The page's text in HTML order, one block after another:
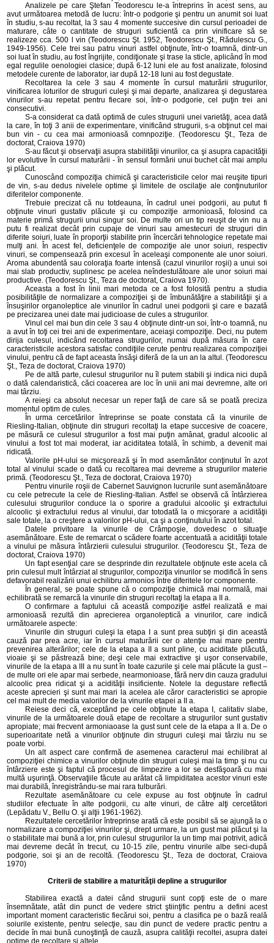
Analizele pe care Ştefan Teodorescu le-a întreprins în acest sens, au
avut următoarea metodă de lucru: într-o podgorie şi pentru un anumit soi luat
în studiu, s-au recoltat, la 3 sau 4 momente succesive din cursul perioadei de
maturare, câte o cantitate de struguri suficientă ca prin vinificare să se
realizeze cca. 500 l vin (Teodorescu Şt. 1952, Teodorescu Şt., Rădulescu G.,
1949-1956). Cele trei sau patru vinuri astfel obţinute, într-o toamnă, dintr-un
soi luat în studiu, au fost îngrijite, condiţionate şi trase la sticle, aplicând în mod
egal regulile oenologiei clasice; după 6-12 luni ele au fost analizate, folosind
metodele curente de laborator, iar după 12-18 luni au fost degustate.
Recoltarea la cele 3 sau 4 momente în cursul maturării strugurilor,
vinificarea loturilor de struguri culeşi şi mai departe, analizarea şi degustarea
vinurilor s-au repetat pentru fiecare soi, într-o podgorie, cel puţin trei ani
consecutivi.
S-a considerat ca dată optimă de cules strugurii unei varietăţi, acea dată
la care, în toţi 3 anii de experimentare, vinificând strugurii, s-a obţinut cel mai
bun vin - cu cea mai armonioasă comnpoziţie. (Teodorescu Şt., Teza de
doctorat, Craiova 1970)
S-au făcut şi observaţii asupra stabilităţii vinurilor, ca şi asupra capacităţii
lor evolutive în cursul maturării - în sensul formării unui buchet cât mai amplu
şi plăcut.
Cunoscând compoziţia chimică şi caracteristicile celor mai reuşite tipuri
de vin, s-au dedus nivelele optime şi limitele de oscilaţie ale conţinuturilor
diferitelor componente.
Trebuie precizat că nu totdeauna, în cadrul unei podgorii, au putut fi
obţinute vinuri gustativ plăcute şi cu compoziţie armonioasă, folosind ca
materie primă strugurii unui singur soi. De multe ori un tip reuşit de vin nu a
putu fi realizat decât prin cupaje de vinuri sau amestecuri de struguri din
diferite soiuri, luate în proporţii stabilite prin încercări tehnologice repetate mai
mulţi ani. În acest fel, deficienţele de compoziţie ale unor soiuri, respectiv
vinuri, se compensează prin excesul în aceleaşi componente ale unor soiuri.
Aroma abundentă sau coloraţia foarte intensă (cazul vinurilor roşii) a unui soi
mai slab productiv, suplinesc pe acelea neîndestulătoare ale unor soiuri mai
productive. (Teodorescu Şt., Teza de doctorat, Craiova 1970).
Aceasta a fost în linii mari metoda ce a fost folosită pentru a studia
posibilităţile de normalizare a compoziţiei şi de îmbunătăţire a stabilităţii şi a
însuşirilor organoleptice ale vinurilor în cadrul unei podgorii şi care e bazată
pe precizarea unei date mai judicioase de cules a strugurilor.
Vinul cel mai bun din cele 3 sau 4 obţinute dintr-un soi, într-o toamnă, nu
a avut în toţi cei trei ani de experimentare, aceiaşi compoziţie. Deci, nu putem
dirija culesul, indicând recoltarea strugurilor, numai după măsura în care
caracteristicile acestora satisfac condiţiile cerute pentru realizarea compoziţiei
vinului, pentru că de fapt aceasta însăşi diferă de la un an la altul. (Teodorescu
Şt., Teza de doctorat, Craiova 1970)
Pe de altă parte, culesul strugurilor nu îl putem stabili şi indica nici după
o dată calendaristică, căci coacerea are loc în unii ani mai devremne, alte ori
mai târziu.
A reieşi ca absolut necesar un reper faţă de care să se poată preciza
momentul optim de cules.
În urma cercetărilor întreprinse se poate constata că la vinurile de
Riesling-Italian, obţinute din struguri recoltaţi la etape succesive de coacere,
pe măsură ce culesul strugurilor a fost mai puţin amânat, gradul alcoolic al
vinului a fost tot mai moderat, iar aciditatea totală, în schimb, a devenit mai
ridicată.
Valorile pH-ului se micşorează şi în mod asemănător conţinutul în azot
total al vinului scade o dată cu recoltarea mai devreme a strugurilor materie
primă. (Teodorescu Şt., Teza de doctorat, Craiova 1970)
Pentru vinurile roşii de Cabernet Sauvignon lucrurile sunt asemănătoare
cu cele petrecute la cele de Riesling-Italian. Astfel se observă că întârzierea
culesului strugurilor conduce la o sporire a gradului alcoolic şi extractului
alcoolic şi extractului redus al vinului, dar totodată la o micşorare a acidităţii
sale totale, la o creştere a valorilor pH-ului, ca şi a conţinutului în azot total.
Datele privitoare la vinurile de Crâmpoşie, dovedesc o situaţie
asemânătoare. Este de remarcat o scădere foarte accentuată a acidităţii totale
a vinului pe măsura întârzierii culesului strugurilor. (Teodorescu Şt., Teza de
doctorat, Craiova 1970)
Un fapt esenţial care se desprinde din rezultatele obţinute este acela că
prin culesul mult întârziat al strugurilor, compoziţia vinurilor se modifică în sens
defavorabil realizării unui echilibru armonios între diferitele lor componente.
În general, se poate spune că o compoziţie chimică mai normală, mai
echilibrată se remarcă la vinurile din struguri recoltaţi la etapa a II a.
O confirmare a faptului că această compoziţie astfel realizată e mai
armonioasă rezultă din aprecierea organoleptică a vinurilor, care indică
următoarele aspecte:
Vinurile din struguri culeşi la etapa I a sunt prea subţiri şi din această
cauză par prea acre, iar în cursul maturării cer o atenţie mai mare pentru
prevenirea alterărilor; cele de la etapa a II a sunt pline, cu aciditate plăcută,
vioaie şi se păstrează bine; deşi cele mai extractive şi uşor conservabile,
vinurile de la etapa a III a nu sunt în toate cazurile şi cele mai plăcute la gust –
de multe ori ele apar mai serbede, nearmonioase, fără nerv din cauza gradului
alcoolic prea ridicat şi a acidităţii insificiente. Notele la degustare reflectă
aceste aprecieri şi sunt mai mari la acelea ale căror caracteristici se apropie
cel mai mult de media valorilor de la vinurile etapei a II a.
Reiese deci că, exceptând pe cele obţinute la etapa I, calitativ slabe,
vinurile de la următoarele două etape de recoltare a strugurilor sunt gustativ
apropiate; mai frecvent armoniaoase la gust sunt cele de la etapa a II a. De o
superioaritate netă a vinurilor obţinute din struguri culeşi mai târziu nu se
poate vorbi.
Un alt aspect care confirmă de asemenea caracterul mai echilibrat al
compoziţiei chimice a vinurilor obţinute din struguri culeşi mai la timp şi nu cu
întârziere este şi faptul că procesul de limpezire a lor se desfăşoară cu mai
multă uşurinţă. Observaţiile făcute au arătat că limpiditatea acestor vinuri este
mai durabilă, înregistrându-se mai rara tulburări.
Rezultate asemănătoare cu cele expuse au fost obţinute în cadrul
studiilor efectuate în alte podgorii, cu alte vinuri, de către alţi cercetători
(Lepădatu V., Bellu O. şi alţii 1961-1962).
Rezultatele cercetărilor întreprinse arată că este posibil să se ajungă la o
normalizare a compoziţiei vinurilor şi, drept urmare, la un gust mai plăcut şi la
o stabilitate mai bună a lor, prin culesul strugurilor la un timp mai potrivit, adică
mai devreme decât în trecut, cu 10-15 zile, pentru vinurile albe seci-după
podgorie, soi şi an de recoltă. (Teodorescu Şt., Teza de doctorat, Craiova
1970)
Criterii de stabilire a maturităţii depline a strugurilor
Stabilirea exactă a datei când strugurii sunt copţi este de o mare
însemnătate, atât din punct de vedere strict ştiinţific pentru a defini acest
important moment caracteristic fiecărui soi, pentru a clasifica pe o bază reală
soiurile existente, pentru selecţie, sau din punct de vedere practic pentru a
decide în mai bună cunoştinţă de cauză, asupra calităţii recoltei, asupra datei
optime de recoltare şi altele.